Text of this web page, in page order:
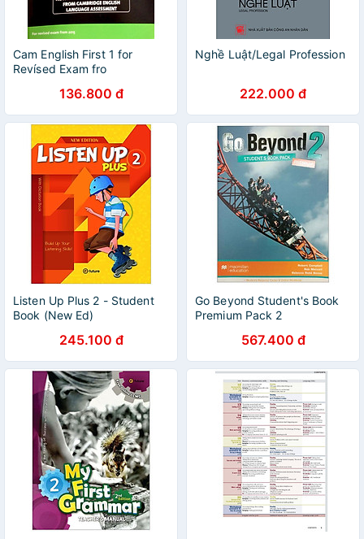
Cam English First 1 for
Revísed Exam fro
136.800 đ
Nghề Luật/Legal Profession
222.000 đ
Listen Up Plus 2 - Student
Book (New Ed)
245.100 đ
Go Beyond Student's Book
Premium Pack 2
567.400 đ